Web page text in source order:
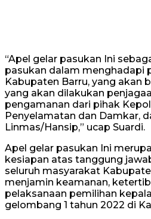
“Apel gelar pasukan Ini
pasukan dalam menghadapi
Kabupaten Barru, yang akan
yang akan dilakukan
pengamanan dari pihak
Penyelamatan dan Damkar,
Linmas/Hansip,” ucap Suardi.
Apel gelar pasukan Ini
kesiapan atas tanggung
seluruh masyarakat
menjamin keamanan,
pelaksanaan pemilihan
gelombang 1 tahun 2022 di